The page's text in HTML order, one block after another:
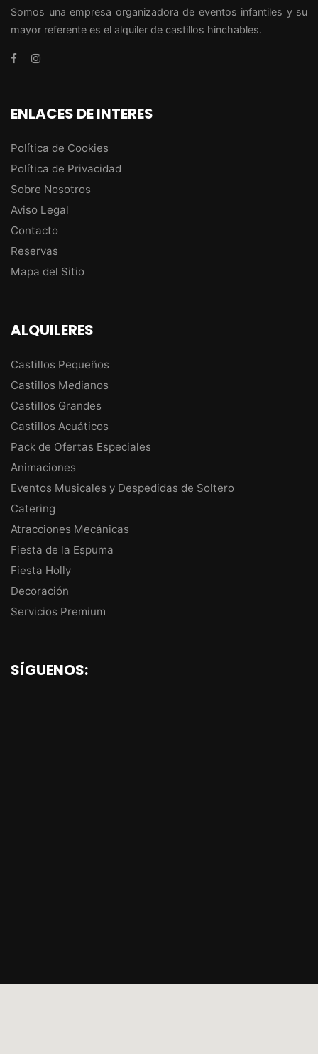
Somos una empresa organizadora de eventos infantiles y su
mayor referente es el alquiler de castillos hinchables.
ENLACES DE INTERES
Política de Cookies
Política de Privacidad
Sobre Nosotros
Aviso Legal
Contacto
Reservas
Mapa del Sitio
ALQUILERES
Castillos Pequeños
Castillos Medianos
Castillos Grandes
Castillos Acuáticos
Pack de Ofertas Especiales
Animaciones
Eventos Musicales y Despedidas de Soltero
Catering
Atracciones Mecánicas
Fiesta de la Espuma
Fiesta Holly
Decoración
Servicios Premium
SÍGUENOS: